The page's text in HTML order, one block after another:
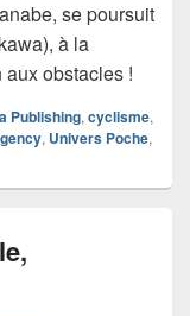
se poursuit
à la
obstacles !
Publishing, cyclisme,
, Univers Poche,